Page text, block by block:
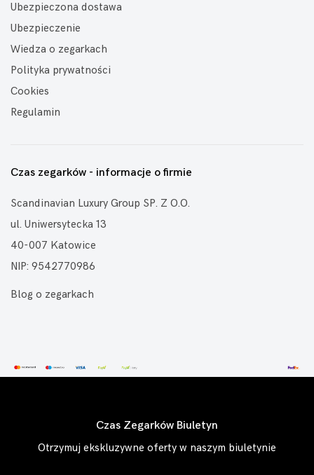
Ubezpieczona dostawa
Ubezpieczenie
Wiedza o zegarkach
Polityka prywatności
Cookies
Regulamin
Czas zegarków - informacje o firmie
Scandinavian Luxury Group SP. Z O.O.
ul. Uniwersytecka 13
40-007 Katowice
NIP: 9542770986
Blog o zegarkach
Czas Zegarków Biuletyn
Otrzymuj ekskluzywne oferty w naszym biuletynie